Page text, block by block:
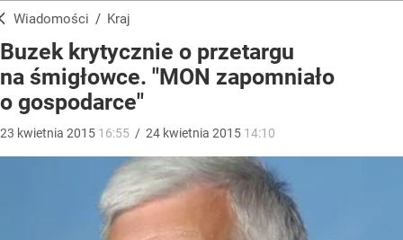
Wiadomości / Kraj
Buzek krytycznie o przetargu
na śmigłowce. "MON zapomniało
o gospodarce"
23 kwietnia 2015 16:55 / 24 kwietnia 2015 14:10